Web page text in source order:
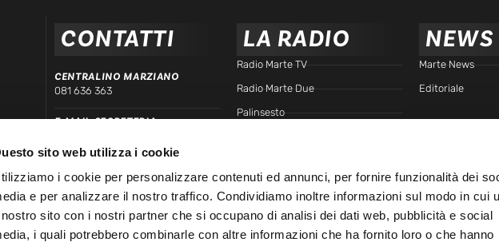
sito web utilizza i cookie
i cookie per personalizzare contenuti ed annunci, per fornire funzionalità dei
e per analizzare il nostro traffico. Condividiamo inoltre informazioni sul modo in cui
sito con i nostri partner che si occupano di analisi dei dati web, pubblicità e social
i quali potrebbero combinarle con altre informazioni che ha fornito loro o che hanno
b
CONTATTI
CENTRALINO MARZIANO
081 636 363
E-MAIL SEGRETERIA
339 666 99 90
LINEA COMMERCIALE
LA RADIO
Radio Marte TV
Radio Marte Due
Palinsesto
Podcast - Brain Station
Podcast - Gente di Marte
Marte Replay
NEWS
Marte News
Editoriale